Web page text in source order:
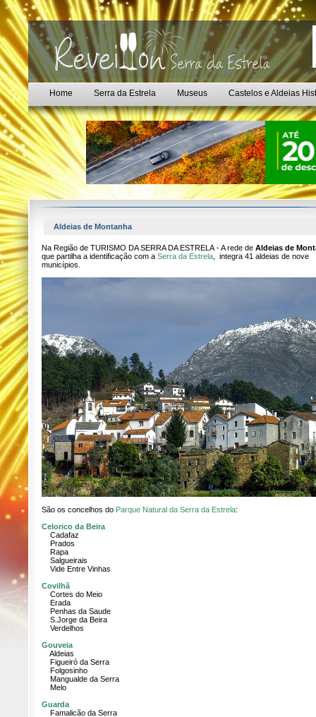
Home Serra da Estrela Museus Castelos e Aldeias
Aldeias de Montanha
Na Região de TURISMO DA SERRA DA ESTRELA - A rede de Aldeias de
que partilha a identificação com a Serra da Estrela , integra 41 aldeias de nove
municípios.
São os concelhos do Parque Natural da Serra da Estrela:
Celorico da Beira
Cadafaz
Prados
Rapa
Salgueirais
Vide Entre Vinhas
Covilhã
Cortes do Meio
Erada
Penhas da Saude
S.Jorge da Beira
Verdelhos
Gouveia
Aldeias
Figueiró da Serra
Folgosinho
Mangualde da Serra
Melo
Guarda
Famalicão da Serra